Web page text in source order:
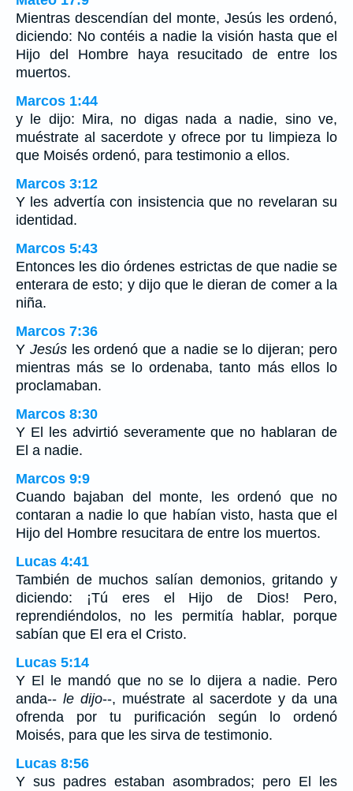
Mientras descendían del monte, Jesús les ordenó,
diciendo: No contéis a nadie la visión hasta que el
Hijo del Hombre haya resucitado de entre los
muertos.
Marcos 1:44
y le dijo: Mira, no digas nada a nadie, sino ve,
muéstrate al sacerdote y ofrece por tu limpieza lo
que Moisés ordenó, para testimonio a ellos.
Marcos 3:12
Y les advertía con insistencia que no revelaran su
identidad.
Marcos 5:43
Entonces les dio órdenes estrictas de que nadie se
enterara de esto; y dijo que le dieran de comer a la
niña.
Marcos 7:36
Y Jesúsles ordenó que a nadie se lo dijeran; pero
mientras más se lo ordenaba, tanto más ellos lo
proclamaban.
Marcos 8:30
Y El les advirtió severamente que no hablaran de
El a nadie.
Marcos 9:9
Cuando bajaban del monte, les ordenó que no
contaran a nadie lo que habían visto, hasta que el
Hijo del Hombre resucitara de entre los muertos.
Lucas 4:41
También de muchos salían demonios, gritando y
diciendo: ¡Tú eres el Hijo de Dios! Pero,
reprendiéndolos, no les permitía hablar, porque
sabían que El era el Cristo.
Lucas 5:14
Y El le mandó que no se lo dijera a nadie. Pero
anda--le dijo--, muéstrate al sacerdote y da una
ofrenda por tu purificación según lo ordenó
Moisés, para que les sirva de testimonio.
Lucas 8:56
Y sus padres estaban asombrados; pero El les